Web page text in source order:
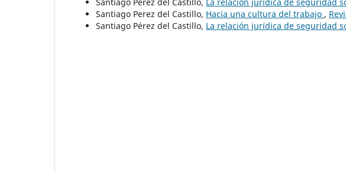
Santiago Perez del Castillo, Hacia una cultura del trabajo ,
Santiago Pérez del Castillo, La relación jurídica de seguridad